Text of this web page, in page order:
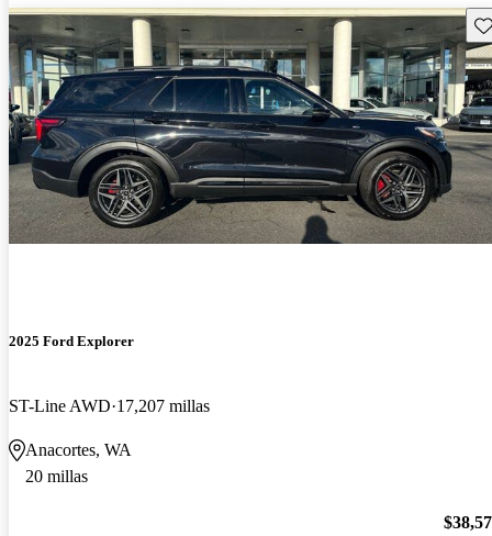
2025 Ford Explorer
ST-Line AWD 17,207 millas
Anacortes, WA
20 millas